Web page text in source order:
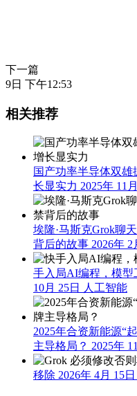
下一篇
9日 下午12:53
相关推荐
国产功率半导体双
长显实力 2025年 11
埃隆·马斯克Grok聊
背后的故事 2026年 2
手入局AI编程，模型
10月 25日
人工智能
2025年合资新能源“
主导格局？ 2025年
移除 2026年 4月 15日